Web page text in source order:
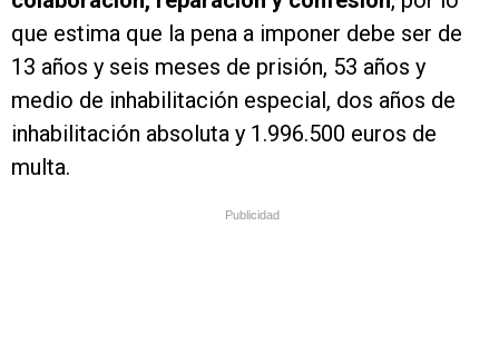
que estima que la pena a imponer debe ser de
13 años y seis meses de prisión, 53 años y
medio de inhabilitación especial, dos años de
inhabilitación absoluta y 1.996.500 euros de
multa.
Publicidad